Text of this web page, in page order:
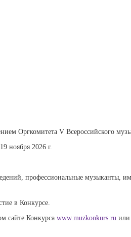
Оргкомитета V Всероссийского
ноября 2026 г.
профессиональные музыканты,
в Конкурсе.
сайте Конкурса www.muzkonkurs.ru или